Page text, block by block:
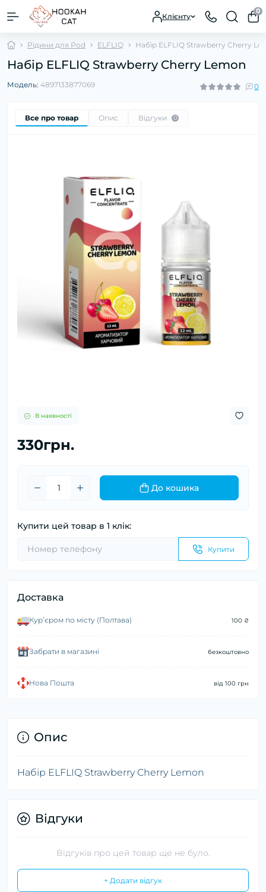
Клієнту
0
Рідини для Pod ELFLIQ Набір ELFLIQ Strawberry Cherry
Набір ELFLIQ Strawberry Cherry Lemon
Модель: 4897133877069 0
Все про товар Опис Відгуки 0
В наявності
330грн.
До кошика
Купити цей товар в 1 клік:
Купити
Доставка
Курʼєром по місту (Полтава) 100 ₴
Забрати в магазині безкоштовно
Нова Пошта від 100 грн
Опис
Набір ELFLIQ Strawberry Cherry Lemon
Відгуки
Відгуків про цей товар ще не було.
+ Додати відгук